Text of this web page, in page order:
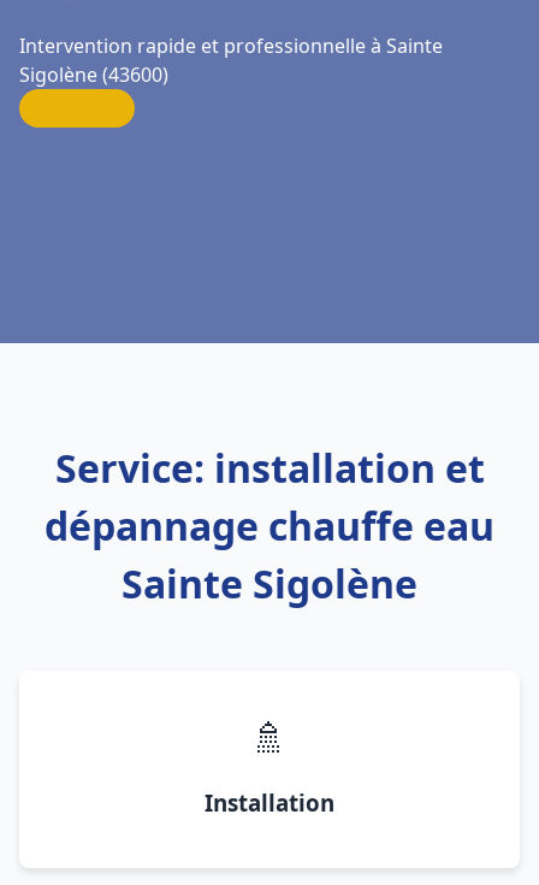
Intervention rapide et professionnelle à Sainte
Sigolène (43600)
Service: installation et
dépannage chauffe eau
Sainte Sigolène
🚿
Installation